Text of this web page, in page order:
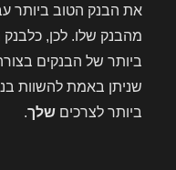
את הבנק הטוב ביותר
מהבנק שלו. לכן,
ביותר של הבנקים
שניתן באמת להשוות
ביותר לצרכיםשלך.